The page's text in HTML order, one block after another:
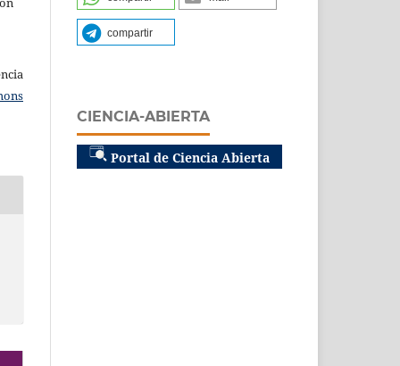
compartir
CIENCIA-ABIERTA
Portal de Ciencia Abierta